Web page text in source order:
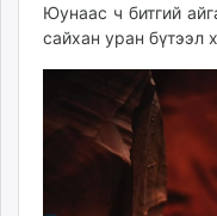
Юунаас ч битгий
сайхан уран бүтээл